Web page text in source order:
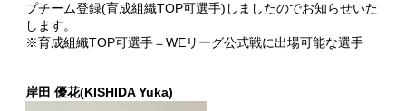
プチーム登録(育成組織TOP可選手)しましたのでお知らせいた
します。
※育成組織TOP可選手＝WEリーグ公式戦に出場可能な選手
岸田 優花(KISHIDA Yuka)